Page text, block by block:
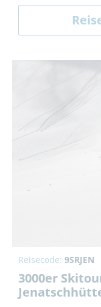
Reisecode: 9SRJEN
3000er